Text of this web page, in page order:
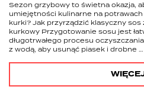
Sezon grzybowy to świetna okazja,
umiejętności kulinarne na
kurki? Jak przyrządzić klasyczny
kurkowy Przygotowanie sosu jest
długotrwałego procesu
z wodą, aby usunąć piasek i drobne …